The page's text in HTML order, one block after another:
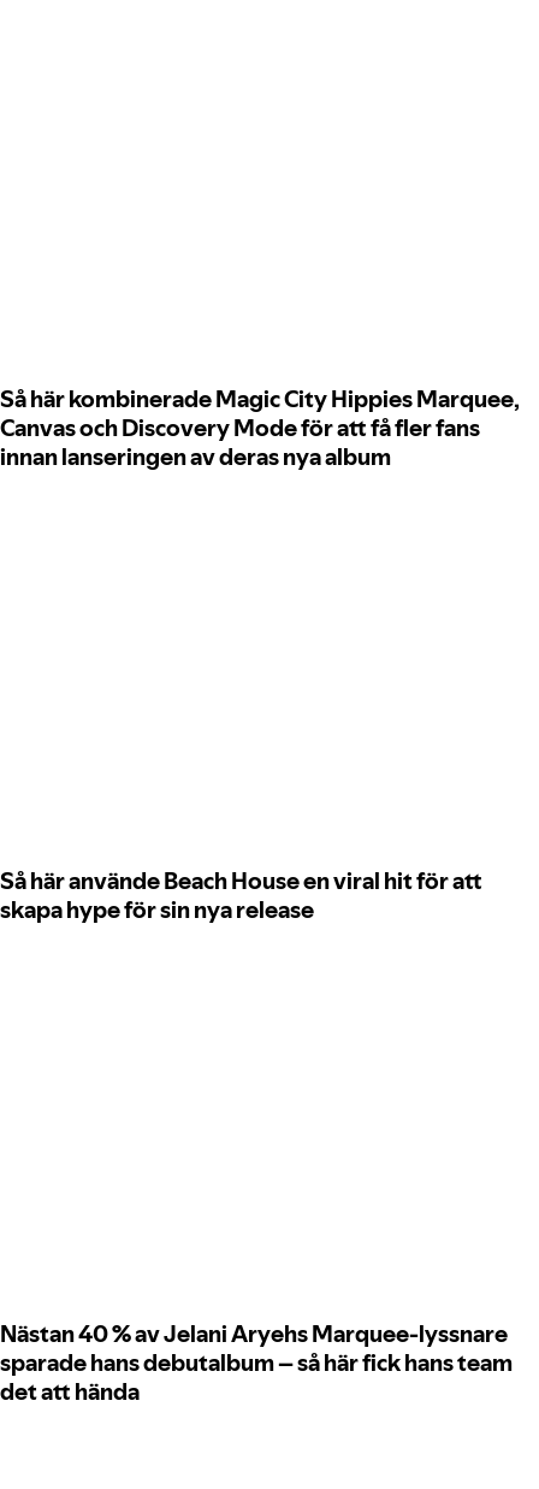
Så här kombinerade Magic City Hippies Marquee,
Canvas och Discovery Mode för att få fler fans
innan lanseringen av deras nya album
Så här använde Beach House en viral hit för att
skapa hype för sin nya release
Nästan 40 % av Jelani Aryehs Marquee-lyssnare
sparade hans debutalbum – så här fick hans team
det att hända